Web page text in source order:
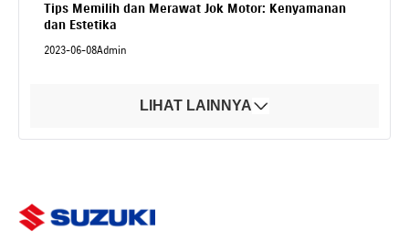
Tips Memilih dan Merawat Jok Motor: Kenyamanan
dan Estetika
2023-06-08Admin
LIHAT LAINNYA